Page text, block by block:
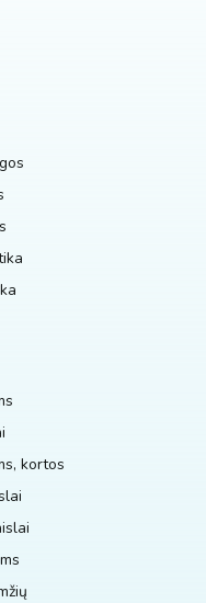
kortos